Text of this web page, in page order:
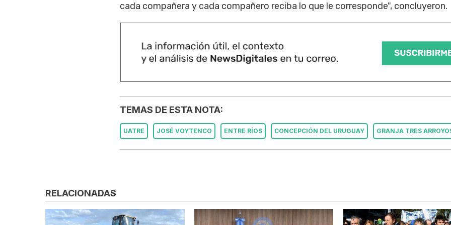
cada compañera y cada compañero reciba lo que le corresponde", concluyeron.
TEMAS DE ESTA NOTA:
UATRE JOSÉ VOYTENCO ENTRE RÍOS CONCEPCIÓN DEL URUGUAY GRANJA TRES
RELACIONADAS